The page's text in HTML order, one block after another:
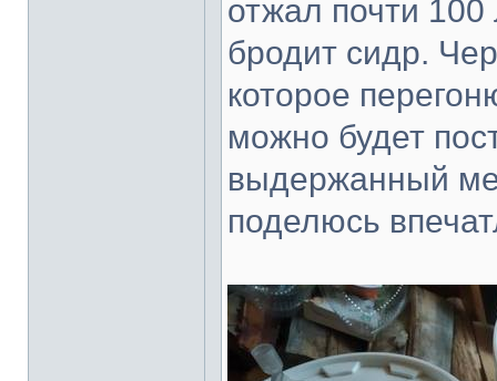
отжал почти
бродит сидр.
которое
можно будет
выдержанный
поделюсь